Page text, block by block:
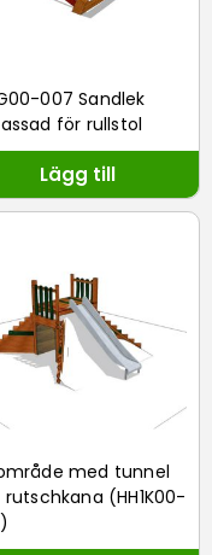
007 Sandlek
för rullstol
Lägg till
med tunnel
(HH1K00-